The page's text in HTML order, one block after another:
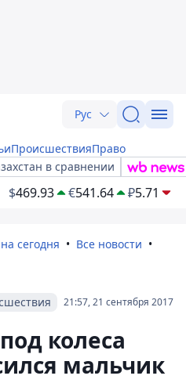
Рус
ПроисшествияПраво
в сравнении
$469.93 €541.64 ₽5.71
сегодня
Все новости
21:57, 21 сентября 2017
колеса
мальчик